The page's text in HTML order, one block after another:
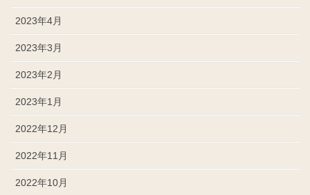
2023年4月
2023年3月
2023年2月
2023年1月
2022年12月
2022年11月
2022年10月